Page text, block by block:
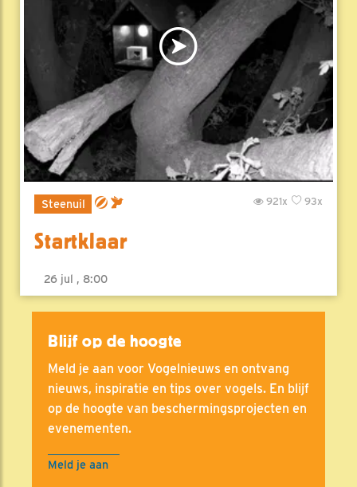
Steenuil 93x
921x
Startklaar
26 jul , 8:00
Blijf op de hoogte
Meld je aan voor Vogelnieuws en ontvang
nieuws, inspiratie en tips over vogels. En blijf
op de hoogte van beschermingsprojecten en
evenementen.
Meld je aan